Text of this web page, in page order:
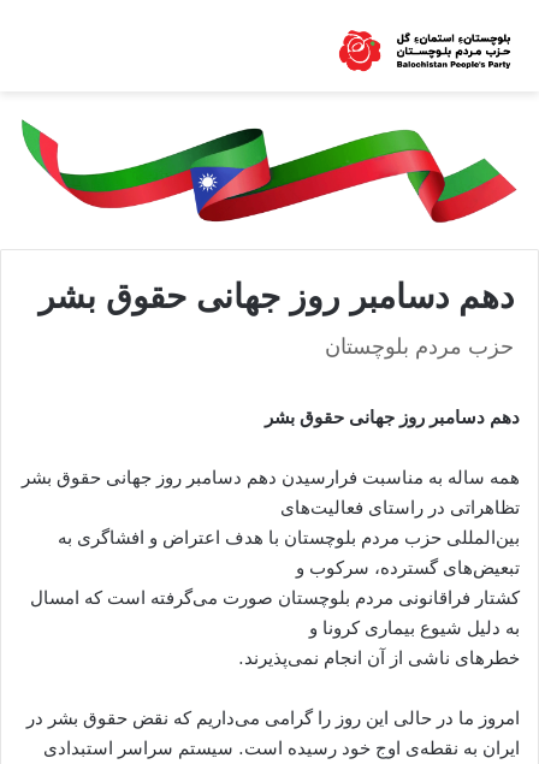
دهم دسامبر روز جهانی حقوق بشر
حزب مردم بلوچستان
دهم دسامبر روز جهانی حقوق بشر
همه ساله به مناسبت فرارسیدن دهم دسامبر روز جهانی حقوق بشر
تظاهراتی در راستای فعالیت‌های
بین‌المللی حزب مردم بلوچستان با هدف اعتراض و افشاگری به
تبعیض‌های گسترده، سرکوب و
کشتار فراقانونی مردم بلوچستان صورت می‌گرفته است که امسال
به دلیل شیوع بیماری کرونا و
خطرهای ناشی از آن انجام نمی‌پذیرند.
امروز ما در حالی این روز را گرامی می‌داریم که نقض حقوق بشر در
ایران به نقطه‌‌ی اوج خود رسیده است. سیستم سراسر استبدادی